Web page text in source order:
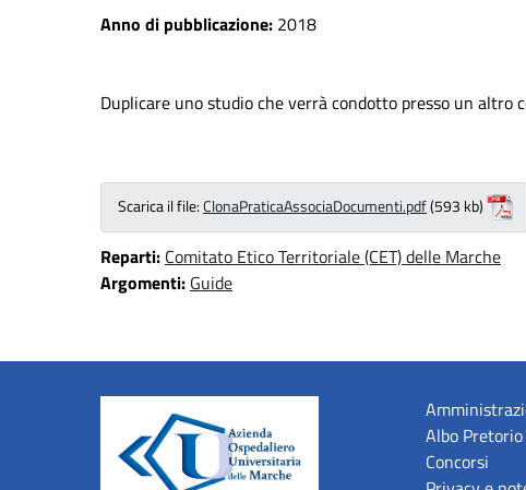
Anno di pubblicazione: 2018
Duplicare uno studio che verrà condotto presso un altro
Scarica il file:ClonaPraticaAssociaDocumenti.pdf(593 kb)
Reparti: Comitato Etico Territoriale (CET) delle Marche
Argomenti: Guide
Albo
Concorsi